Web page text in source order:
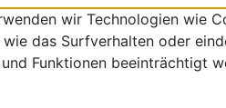
wir Technologien wie
das Surfverhalten oder
Funktionen beeinträchtigt